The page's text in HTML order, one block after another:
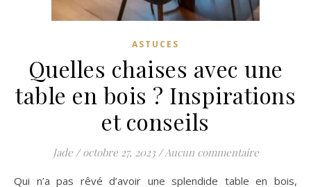
ASTUCES
Quelles chaises avec une
table en bois ? Inspirations
et conseils
Jade / octobre 27, 2023 /Aucun commentaire
Qui n’a pas rêvé d’avoir une splendide table en bois,